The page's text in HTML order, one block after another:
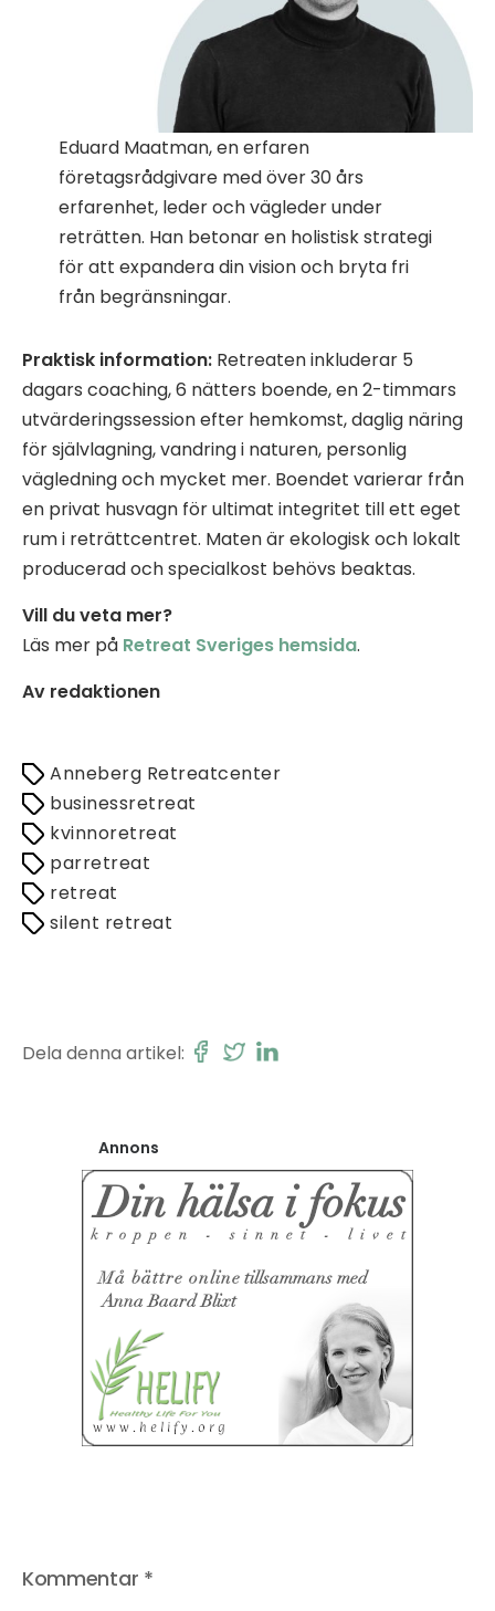
Eduard Maatman, en erfaren
företagsrådgivare med över 30 års
erfarenhet, leder och vägleder under
reträtten. Han betonar en holistisk strategi
för att expandera din vision och bryta fri
från begränsningar.
Praktisk information: Retreaten inkluderar 5
dagars coaching, 6 nätters boende, en 2-timmars
utvärderingssession efter hemkomst, daglig näring
för självlagning, vandring i naturen, personlig
vägledning och mycket mer. Boendet varierar från
en privat husvagn för ultimat integritet till ett eget
rum i reträttcentret. Maten är ekologisk och lokalt
producerad och specialkost behövs beaktas.
Vill du veta mer?
Läs mer på Retreat Sveriges hemsida.
Av redaktionen
Anneberg Retreatcenter
businessretreat
kvinnoretreat
parretreat
retreat
silent retreat
Dela denna artikel:
Annons
Kommentar *